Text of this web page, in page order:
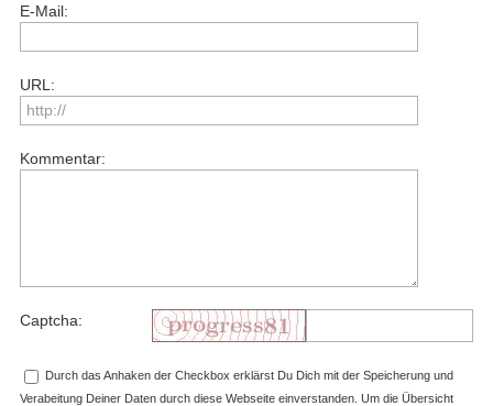
E-Mail:
URL:
Kommentar:
Captcha:
Durch das Anhaken der Checkbox erklärst Du Dich mit der Speicherung und
Verabeitung Deiner Daten durch diese Webseite einverstanden. Um die Übersicht